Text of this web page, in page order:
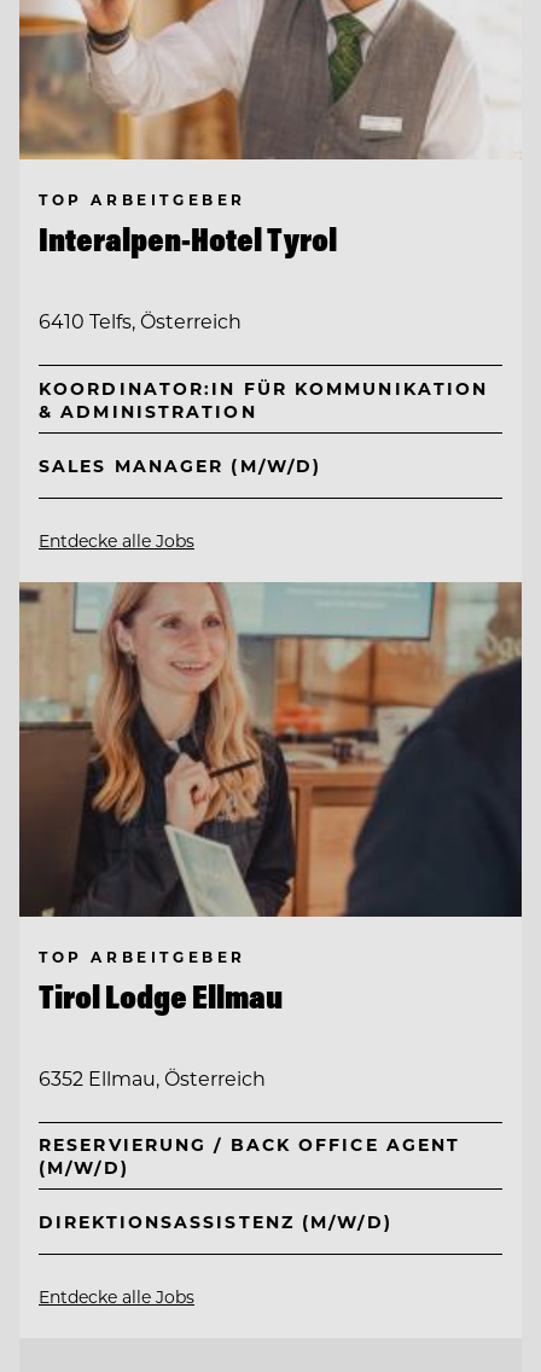
TOP ARBEITGEBER
Interalpen-Hotel Tyrol
6410 Telfs, Österreich
KOORDINATOR:IN FÜR KOMMUNIKATION
& ADMINISTRATION
SALES MANAGER (M/W/D)
Entdecke alle Jobs
TOP ARBEITGEBER
Tirol Lodge Ellmau
6352 Ellmau, Österreich
RESERVIERUNG / BACK OFFICE AGENT
(M/W/D)
DIREKTIONSASSISTENZ (M/W/D)
Entdecke alle Jobs